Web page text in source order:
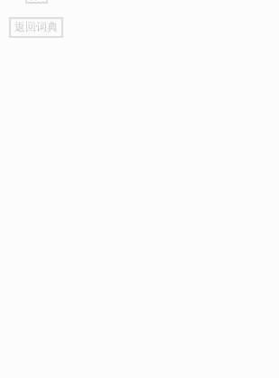
go
top
返回词典